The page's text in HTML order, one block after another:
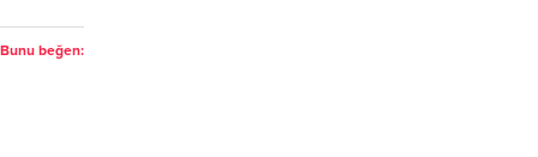
Bunu beğen: